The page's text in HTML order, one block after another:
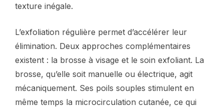
texture inégale.
L’exfoliation régulière permet d’accélérer leur
élimination. Deux approches complémentaires
existent : la brosse à visage et le soin exfoliant. La
brosse, qu’elle soit manuelle ou électrique, agit
mécaniquement. Ses poils souples stimulent en
même temps la microcirculation cutanée, ce qui